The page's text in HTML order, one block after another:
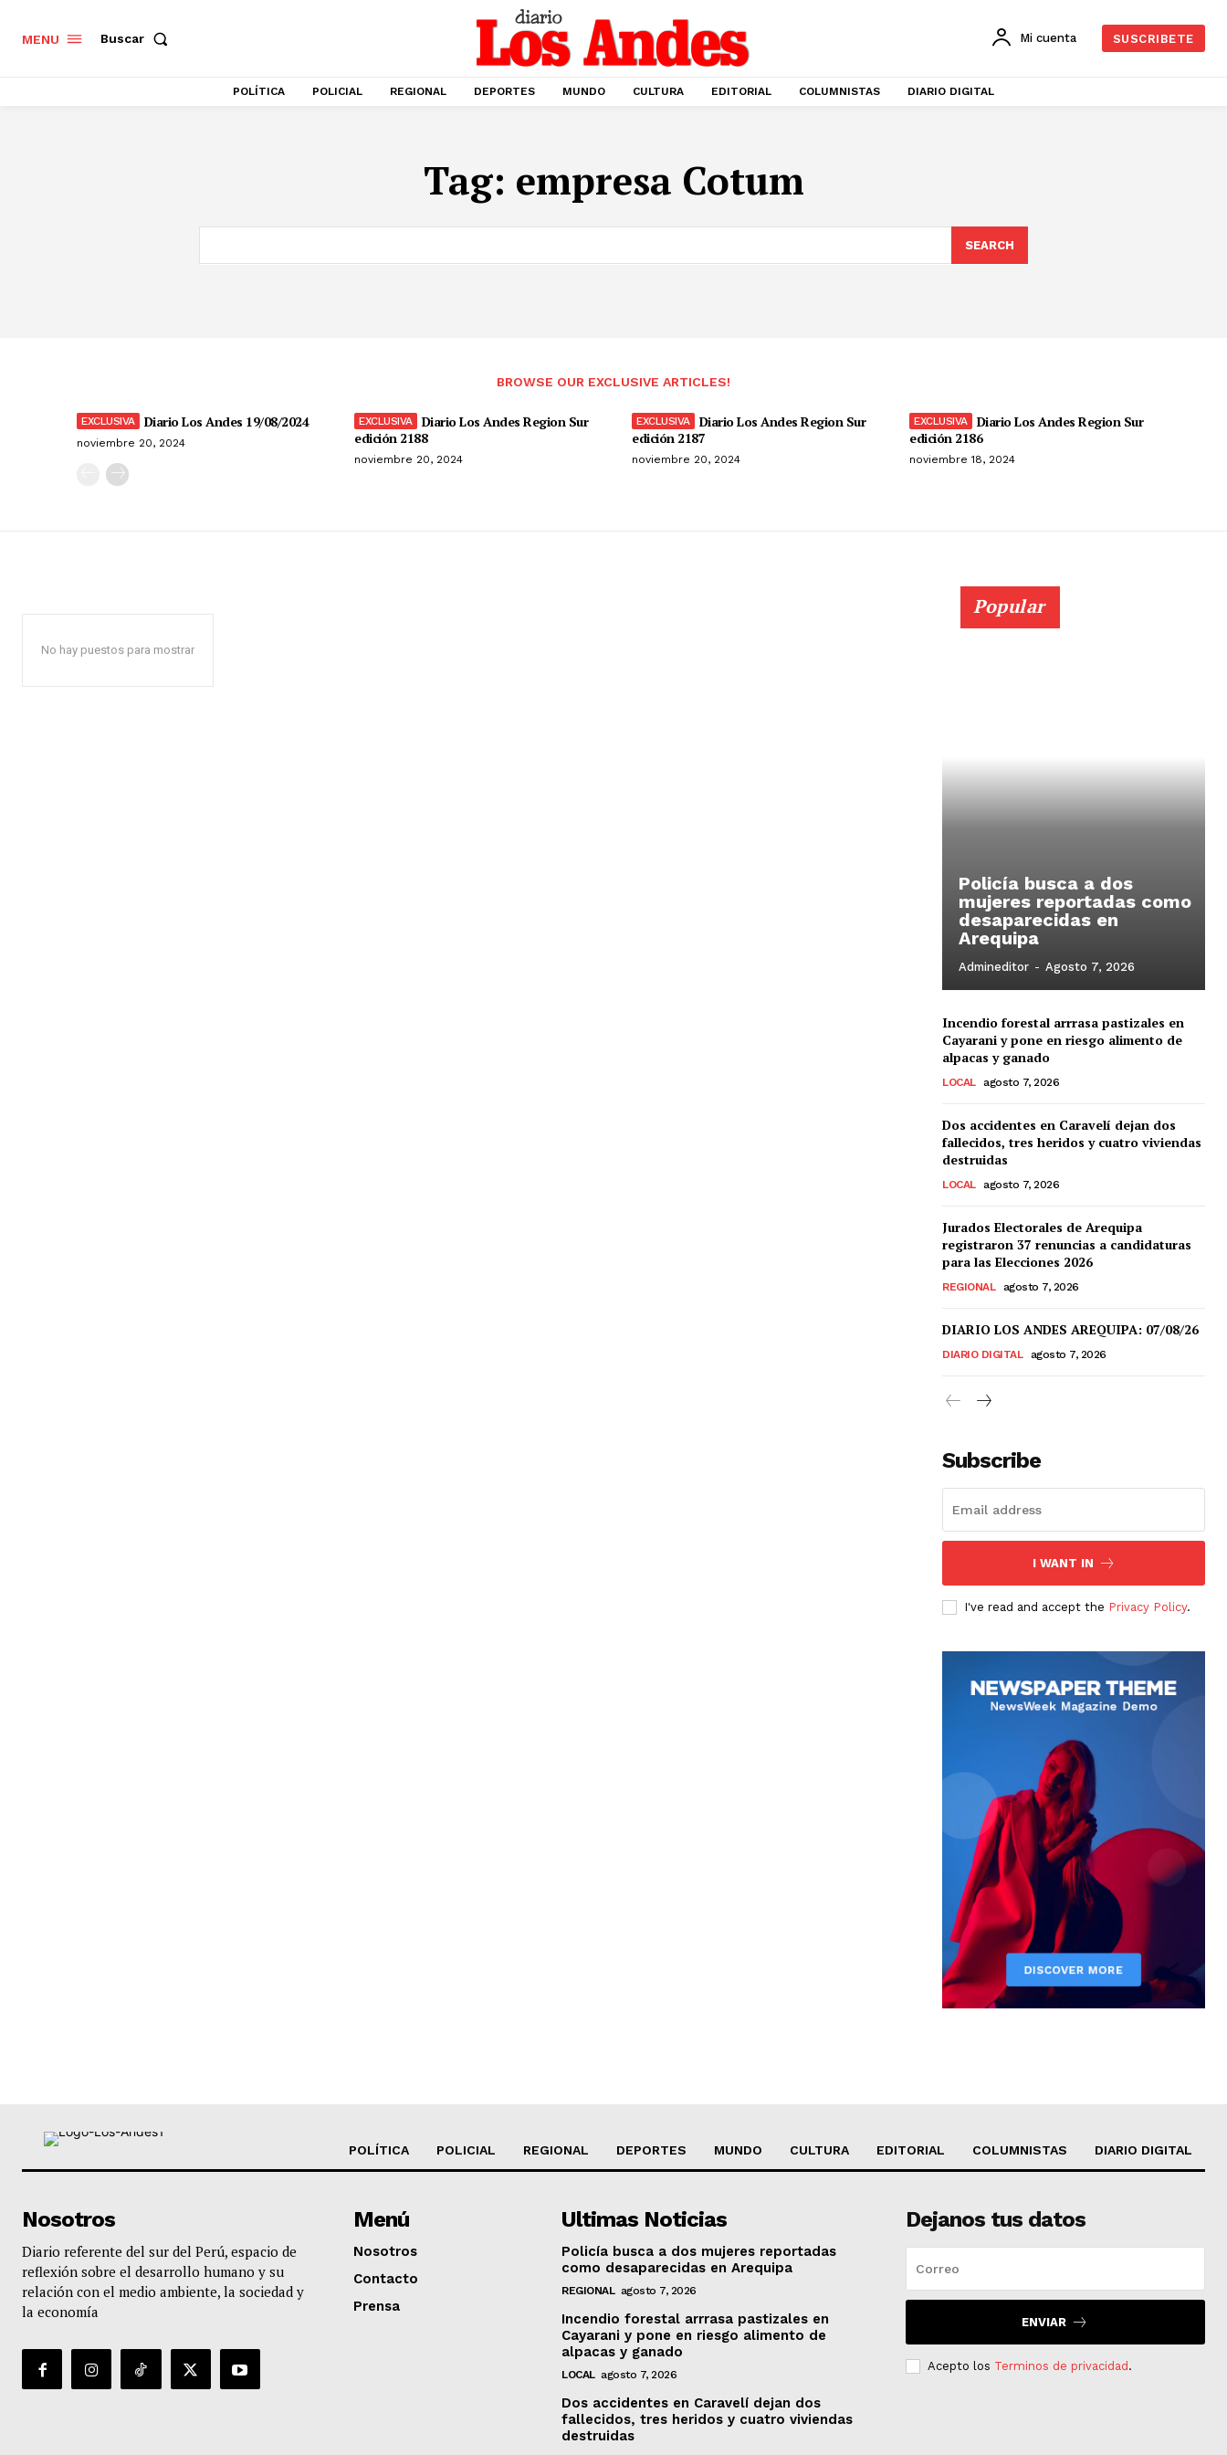
MENU Buscar Mi cuenta SUSCRIBETE
POLÍTICA POLICIAL REGIONAL DEPORTES MUNDO CULTURA EDITORIAL COLUMNISTAS DIARIO DIGITAL
Tag: empresa Cotum
SEARCH
BROWSE OUR EXCLUSIVE ARTICLES!
Diario Los Andes 19/08/2024
noviembre 20, 2024
Diario Los Andes Region Sur
edición 2188
noviembre 20, 2024
Diario Los Andes Region Sur
edición 2187
noviembre 20, 2024
Diario Los Andes Region Sur
edición 2186
noviembre 18, 2024
No hay puestos para mostrar
Popular
Policía busca a dos
mujeres reportadas como
desaparecidas en
Arequipa
Admineditor - Agosto 7, 2026
Incendio forestal arrrasa pastizales en
Cayarani y pone en riesgo alimento de
alpacas y ganado
LOCAL agosto 7, 2026
Dos accidentes en Caravelí dejan dos
fallecidos, tres heridos y cuatro viviendas
destruidas
LOCAL agosto 7, 2026
Jurados Electorales de Arequipa
registraron 37 renuncias a candidaturas
para las Elecciones 2026
REGIONAL agosto 7, 2026
DIARIO LOS ANDES AREQUIPA: 07/08/26
DIARIO DIGITAL agosto 7, 2026
Subscribe
I WANT IN
I've read and accept the Privacy Policy.
POLÍTICA POLICIAL REGIONAL DEPORTES MUNDO CULTURA EDITORIAL COLUMNISTAS DIARIO DIGITAL
Nosotros
Diario referente del sur del Perú, espacio de
reflexión sobre el desarrollo humano y su
relación con el medio ambiente, la sociedad y
la economía
Menú
Nosotros
Contacto
Prensa
Ultimas Noticias
Policía busca a dos mujeres reportadas
como desaparecidas en Arequipa
REGIONAL agosto 7, 2026
Incendio forestal arrrasa pastizales en
Cayarani y pone en riesgo alimento de
alpacas y ganado
LOCAL agosto 7, 2026
Dos accidentes en Caravelí dejan dos
fallecidos, tres heridos y cuatro viviendas
destruidas
Dejanos tus datos
ENVIAR
Acepto los Terminos de privacidad .